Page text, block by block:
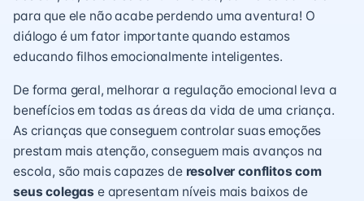
para que ele não acabe perdendo uma aventura! O
diálogo é um fator importante quando estamos
educando filhos emocionalmente inteligentes.
De forma geral, melhorar a regulação emocional leva a
benefícios em todas as áreas da vida de uma criança.
As crianças que conseguem controlar suas emoções
prestam mais atenção, conseguem mais avanços na
escola, são mais capazes de resolver conflitos com
seus colegas e apresentam níveis mais baixos de